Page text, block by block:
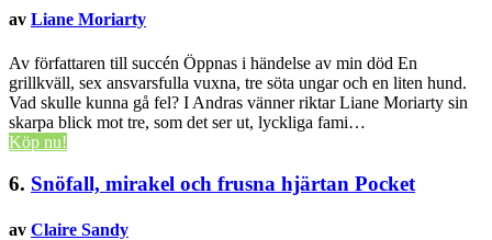
av Liane Moriarty
Av författaren till succén Öppnas i händelse av min död En
grillkväll, sex ansvarsfulla vuxna, tre söta ungar och en liten hund.
Vad skulle kunna gå fel? I Andras vänner riktar Liane Moriarty sin
skarpa blick mot tre, som det ser ut, lyckliga fami…
Köp nu!
6. Snöfall, mirakel och frusna hjärtan Pocket
av Claire Sandy